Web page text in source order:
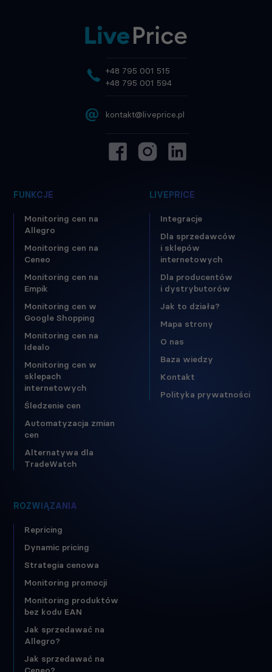
FUNKCJE
Monitoring cen na
Allegro
Monitoring cen na
Ceneo
Monitoring cen na
Empik
Monitoring cen w
Google Shopping
Monitoring cen na
Idealo
Monitoring cen w
sklepach
internetowych
Śledzenie cen
Automatyzacja zmian
cen
Alternatywa dla
TradeWatch
LIVEPRICE
Integracje
Dla sprzedawców
i sklepów
internetowych
Dla producentów
i dystrybutorów
Jak to działa?
Mapa strony
O nas
Baza wiedzy
Kontakt
Polityka prywatności
ROZWIĄZANIA
Repricing
Dynamic pricing
Strategia cenowa
Monitoring promocji
Monitoring produktów
bez kodu EAN
Jak sprzedawać na
Allegro?
Jak sprzedawać na
+48 795 001 515
+48 795 001 594
@ kontakt@liveprice.pl